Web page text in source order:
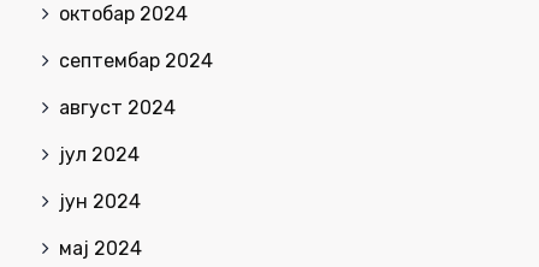
октобар 2024
септембар 2024
август 2024
јул 2024
јун 2024
мај 2024